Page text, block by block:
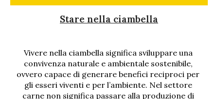
Stare nella ciambella
Vivere nella ciambella significa sviluppare una
convivenza naturale e ambientale sostenibile,
ovvero capace di generare benefici reciproci per
gli esseri viventi e per l’ambiente. Nel settore
carne non significa passare alla produzione di